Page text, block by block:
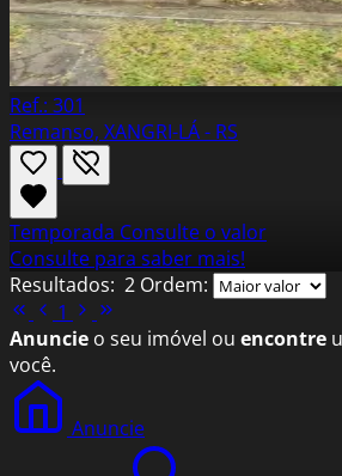
Ref.: 301
Remanso, XANGRI-LÁ - RS
Temporada Consulte o valor
Consulte para saber mais!
Resultados: 2 Ordem:
1
Anuncie o seu imóvel ou encontre
você.
Anuncie